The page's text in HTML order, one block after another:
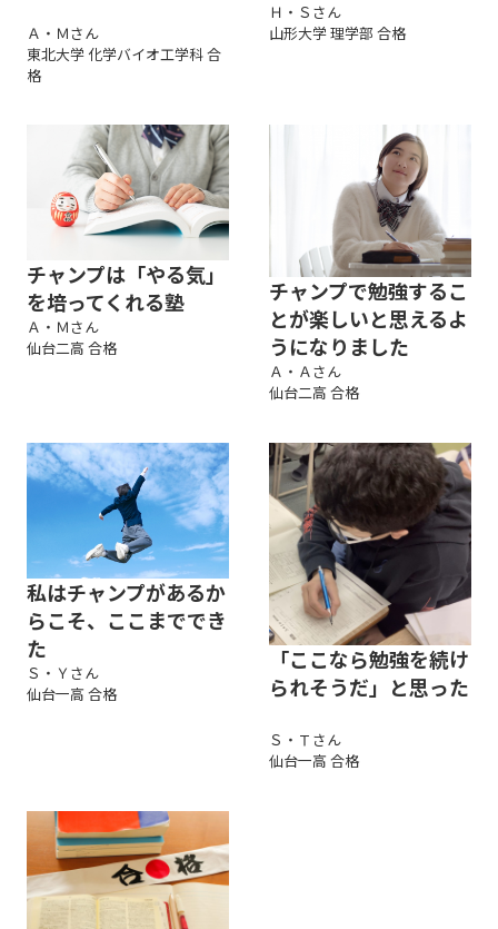
Ａ・Ｍさん
東北大学 化学バイオ工学科 合
格
Ｈ・Ｓさん
山形大学 理学部 合格
チャンプは「やる気」
を培ってくれる塾
Ａ・Ｍさん
仙台二高 合格
チャンプで勉強するこ
とが楽しいと思えるよ
うになりました
Ａ・Ａさん
仙台二高 合格
私はチャンプがあるか
らこそ、ここまででき
た
Ｓ・Ｙさん
仙台一高 合格
「ここなら勉強を続け
られそうだ」と思った
Ｓ・Ｔさん
仙台一高 合格